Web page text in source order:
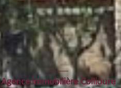
Agence immobilière Collioure